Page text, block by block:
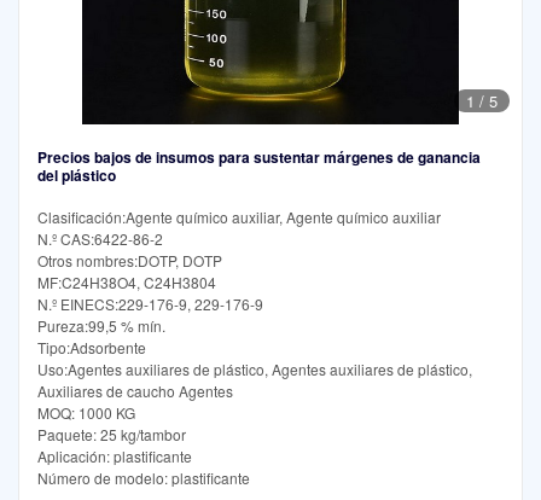
1 / 5
Precios bajos de insumos para sustentar márgenes de ganancia
del plástico
Clasificación:Agente químico auxiliar, Agente químico auxiliar
N.º CAS:6422-86-2
Otros nombres:DOTP, DOTP
MF:C24H38O4, C24H3804
N.º EINECS:229-176-9, 229-176-9
Pureza:99,5 % mín.
Tipo:Adsorbente
Uso:Agentes auxiliares de plástico, Agentes auxiliares de plástico,
Auxiliares de caucho Agentes
MOQ: 1000 KG
Paquete: 25 kg/tambor
Aplicación: plastificante
Número de modelo: plastificante